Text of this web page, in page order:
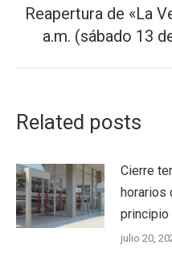
Reapertura de «La
a.m. (sábado 13
Related posts
Cierre
horarios
principio
julio 20,